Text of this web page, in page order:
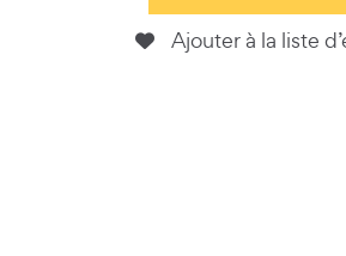
Ajouter à la liste